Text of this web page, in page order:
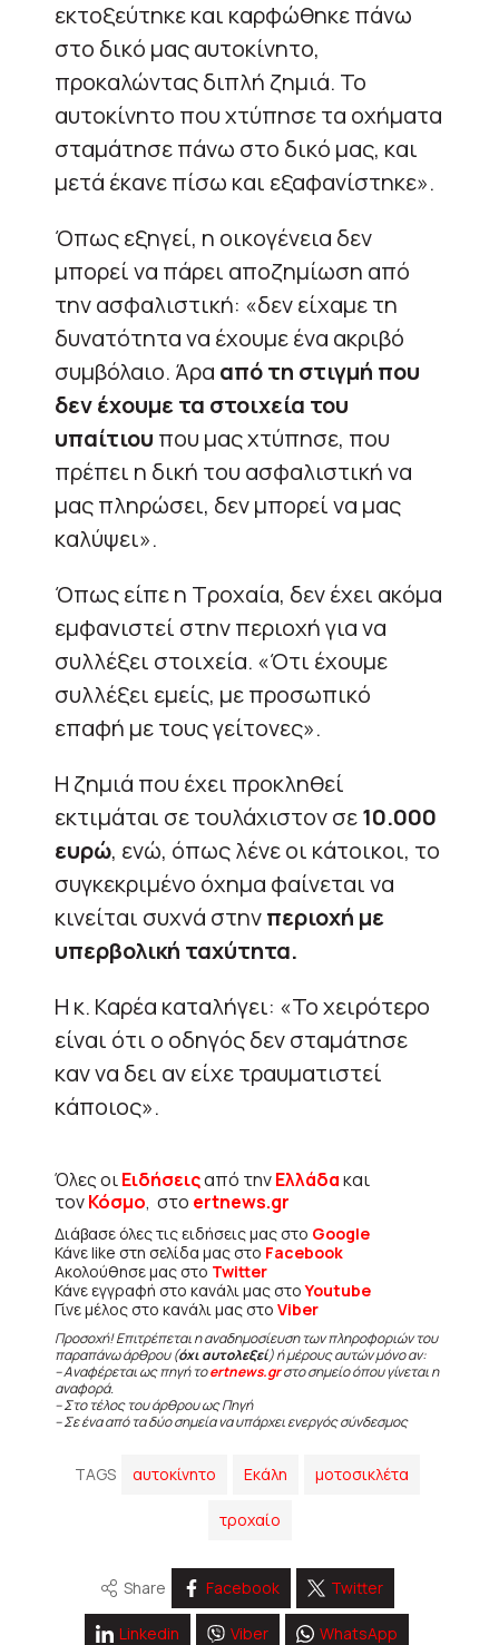
εκτοξεύτηκε και καρφώθηκε πάνω
στο δικό μας αυτοκίνητο,
προκαλώντας διπλή ζημιά. Το
αυτοκίνητο που χτύπησε τα οχήματα
σταμάτησε πάνω στο δικό μας, και
μετά έκανε πίσω και εξαφανίστηκε».
Όπως εξηγεί, η οικογένεια δεν
μπορεί να πάρει αποζημίωση από
την ασφαλιστική: «δεν είχαμε τη
δυνατότητα να έχουμε ένα ακριβό
συμβόλαιο. Άρα από τη στιγμή που
δεν έχουμε τα στοιχεία του
υπαίτιου που μας χτύπησε, που
πρέπει η δική του ασφαλιστική να
μας πληρώσει, δεν μπορεί να μας
καλύψει».
Όπως είπε η Τροχαία, δεν έχει ακόμα
εμφανιστεί στην περιοχή για να
συλλέξει στοιχεία. «Ότι έχουμε
συλλέξει εμείς, με προσωπικό
επαφή με τους γείτονες».
Η ζημιά που έχει προκληθεί
εκτιμάται σε τουλάχιστον σε10.000
ευρώ, ενώ, όπως λένε οι κάτοικοι, το
συγκεκριμένο όχημα φαίνεται να
κινείται συχνά στηνπεριοχή με
υπερβολική ταχύτητα.
Η κ. Καρέα καταλήγει: «Το χειρότερο
είναι ότι ο οδηγός δεν σταμάτησε
καν να δει αν είχε τραυματιστεί
κάποιος».
Όλες οιΕιδήσειςαπό τηνΕλλάδακαι
τονΚόσμο, στο ertnews.gr
Διάβασε όλες τις ειδήσεις μας στο Google
Κάνε like στη σελίδα μας στο Facebook
Ακολούθησε μας στο Twitter
Κάνε εγγραφή στο κανάλι μας στοYoutube
Γίνε μέλος στο κανάλι μας στο Viber
Προσοχή! Επιτρέπεται η αναδημοσίευση των πληροφοριών του
παραπάνω άρθρου (όχι αυτολεξεί) ή μέρους αυτών μόνο αν:
– Αναφέρεται ως πηγή τοertnews.grστο σημείο όπου γίνεται η
αναφορά.
– Στο τέλος του άρθρου ως Πηγή
– Σε ένα από τα δύο σημεία να υπάρχει ενεργός σύνδεσμος
TAGS αυτοκίνητο Εκάλη μοτοσικλέτα
τροχαίο
Share Facebook Twitter
Linkedin Viber WhatsApp